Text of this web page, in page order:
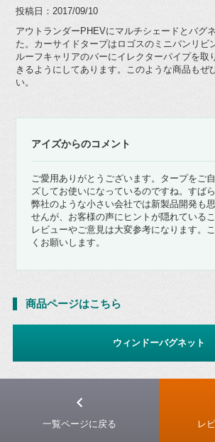
投稿日：2017/09/10
アウトランダーPHEVにマルチシェードとバグ
た。カーサイドタープはロゴスのミニバンリビ
ルーフキャリアのバーにイレクターパイプを取
きるようにしてあります。このような商品もぜ
い。
アイズからのコメント
ご愛用ありがとうございます。タープをご
ズしてお使いになっているのですね。すばら
弊社のような小さい会社では新製品開発も
せんが、お客様の声にヒントが隠れている
レビューやご意見は大変参考になります。
くお願いします。
商品ページはこちら
ウィンドーバグネット
一覧ページに戻る レ